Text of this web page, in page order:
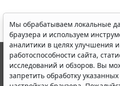
Мы обрабатываем локальные
браузера и используем
аналитики в целях улучшения
работоспособности сайта,
исследований и обзоров. Вы
запретить обработку
© ООО "НПП "ГАРАНТ-СЕРВИС",
выпускается с 1990 года.
являются участниками